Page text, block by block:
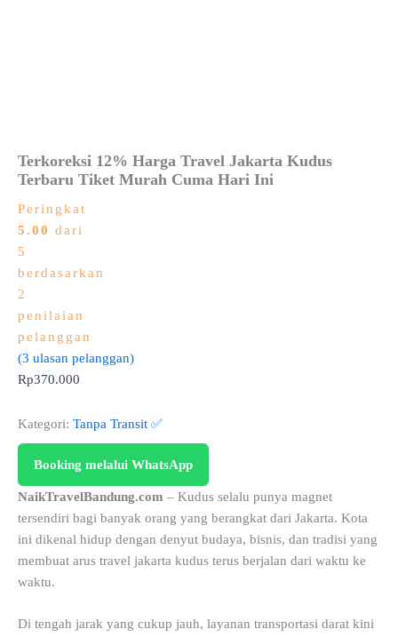
Terkoreksi 12% Harga Travel Jakarta Kudus
Terbaru Tiket Murah Cuma Hari Ini
Peringkat
5.00 dari
5
berdasarkan
2
penilaian
pelanggan
(3 ulasan pelanggan)
Rp370.000
Kategori: Tanpa Transit ✅
Booking melalui WhatsApp
NaikTravelBandung.com – Kudus selalu punya magnet
tersendiri bagi banyak orang yang berangkat dari Jakarta. Kota
ini dikenal hidup dengan denyut budaya, bisnis, dan tradisi yang
membuat arus travel jakarta kudus terus berjalan dari waktu ke
waktu.
Di tengah jarak yang cukup jauh, layanan transportasi darat kini